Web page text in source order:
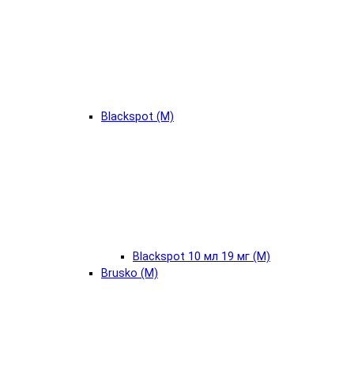
Blackspot (М)
Blackspot 10 мл 19 мг (М)
Brusko (М)